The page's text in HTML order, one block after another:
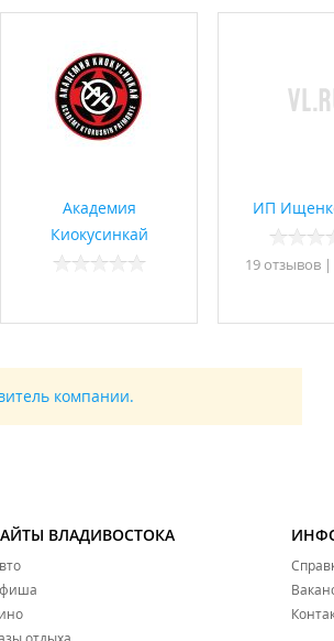
Академия
Киокусинкай
ИП
19 отзывов|
компании.
ВЛАДИВОСТОКА